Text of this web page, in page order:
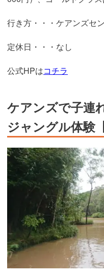
行き方・・・ケアンズセ
定休日・・・なし
公式HPはコチラ
ケアンズで子連
ジャングル体験